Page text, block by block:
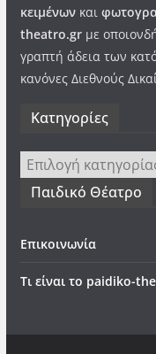
κειμένωνκαι
theatro.grμε
γραπτή άδεια των
κανόνες Διεθνούς
Kατηγορίες
Kατηγορίες
Παιδικό Θέατρο
Επικοινωνία
Τι είναι το paidiko-